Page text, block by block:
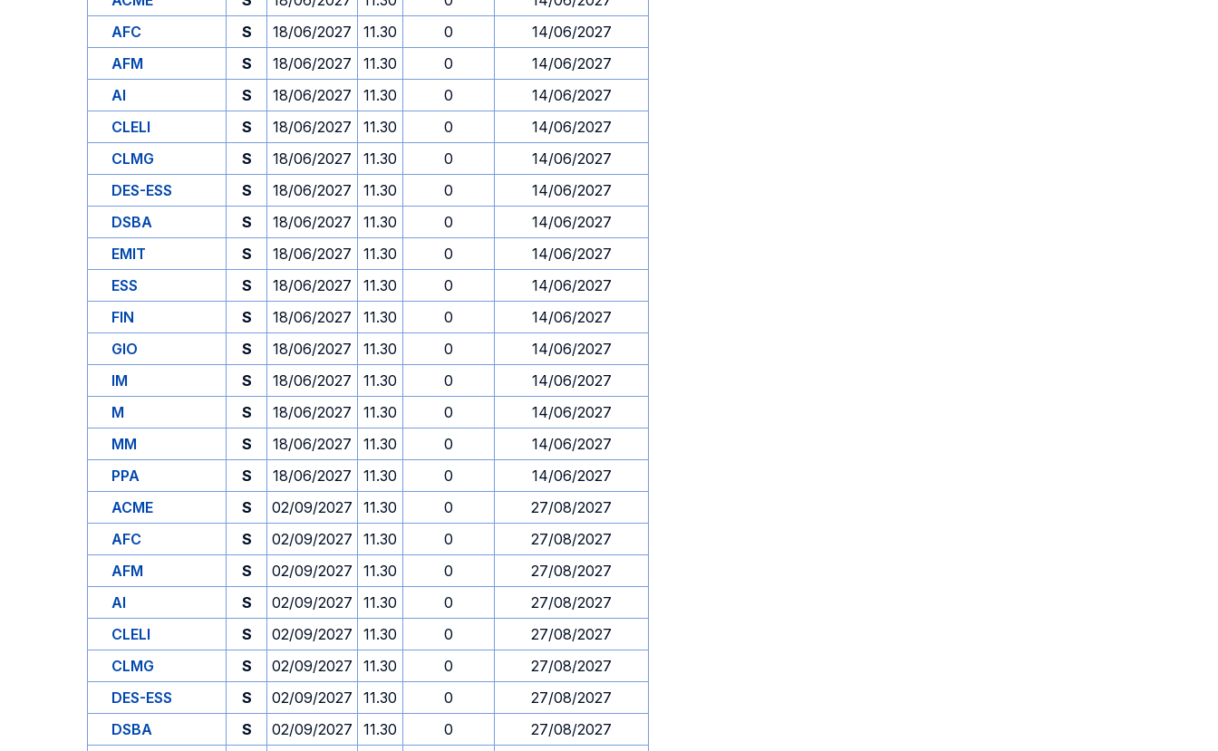
AFC
S 18/06/2027 11.30 0
14/06/2027
AFM
S 18/06/2027 11.30 0
14/06/2027
AI
S 18/06/2027 11.30 0
14/06/2027
CLELI
S 18/06/2027 11.30 0
14/06/2027
CLMG
S 18/06/2027 11.30 0
14/06/2027
DES-ESS
S 18/06/2027 11.30 0
14/06/2027
DSBA
S 18/06/2027 11.30 0
14/06/2027
EMIT
S 18/06/2027 11.30 0
14/06/2027
ESS
S 18/06/2027 11.30 0
14/06/2027
FIN
S 18/06/2027 11.30 0
14/06/2027
GIO
S 18/06/2027 11.30 0
14/06/2027
IM
S 18/06/2027 11.30 0
14/06/2027
M
S 18/06/2027 11.30 0
14/06/2027
MM
S 18/06/2027 11.30 0
14/06/2027
PPA
S 18/06/2027 11.30 0
14/06/2027
ACME
S 02/09/2027 11.30 0
27/08/2027
AFC
S 02/09/2027 11.30 0
27/08/2027
AFM
S 02/09/2027 11.30 0
27/08/2027
AI
S 02/09/2027 11.30 0
27/08/2027
CLELI
S 02/09/2027 11.30 0
27/08/2027
CLMG
S 02/09/2027 11.30 0
27/08/2027
DES-ESS
S 02/09/2027 11.30 0
27/08/2027
DSBA
S 02/09/2027 11.30 0
27/08/2027